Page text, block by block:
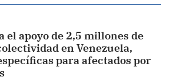
el apoyo de 2,5 millones de
en Venezuela,
para afectados por